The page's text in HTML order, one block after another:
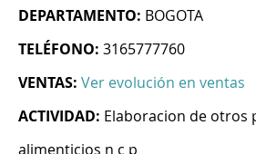
DEPARTAMENTO: BOGOTA
TELÉFONO: 3165777760
VENTAS: Ver evolución en ventas
ACTIVIDAD: Elaboracion de otros
alimenticios n c p